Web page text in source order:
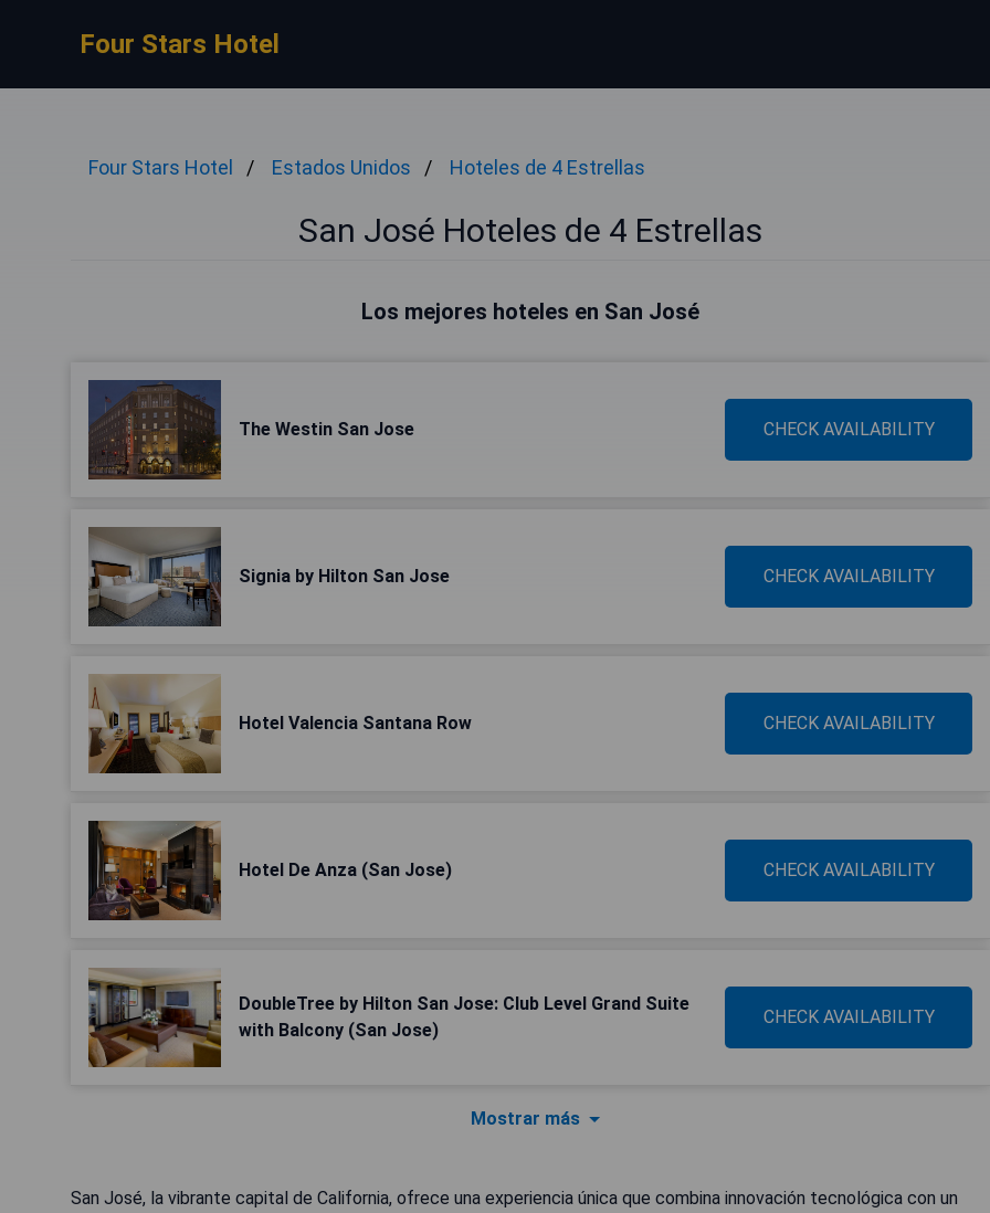
Four Stars Hotel
Four Stars Hotel Estados Unidos Hoteles de 4 Estrellas
San José Hoteles de 4 Estrellas
Los mejores hoteles en San José
The Westin San Jose CHECK AVAILABILITY
Signia by Hilton San Jose CHECK AVAILABILITY
Hotel Valencia Santana Row CHECK AVAILABILITY
Hotel De Anza (San Jose) CHECK AVAILABILITY
DoubleTree by Hilton San Jose: Club Level Grand Suite
with Balcony (San Jose)
CHECK AVAILABILITY
Mostrar más
San José, la vibrante capital de California, ofrece una experiencia única que combina innovación tecnológica con un